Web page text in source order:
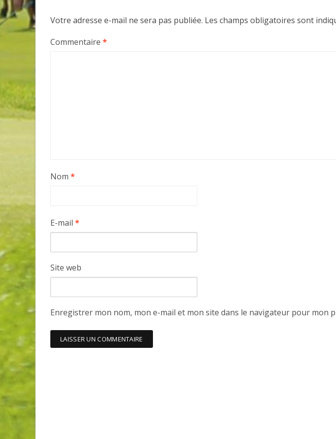
Votre adresse e-mail ne sera pas publiée. Les champs obligatoires sont
Commentaire *
Nom *
E-mail *
Site web
Enregistrer mon nom, mon e-mail et mon site dans le navigateur pour mon